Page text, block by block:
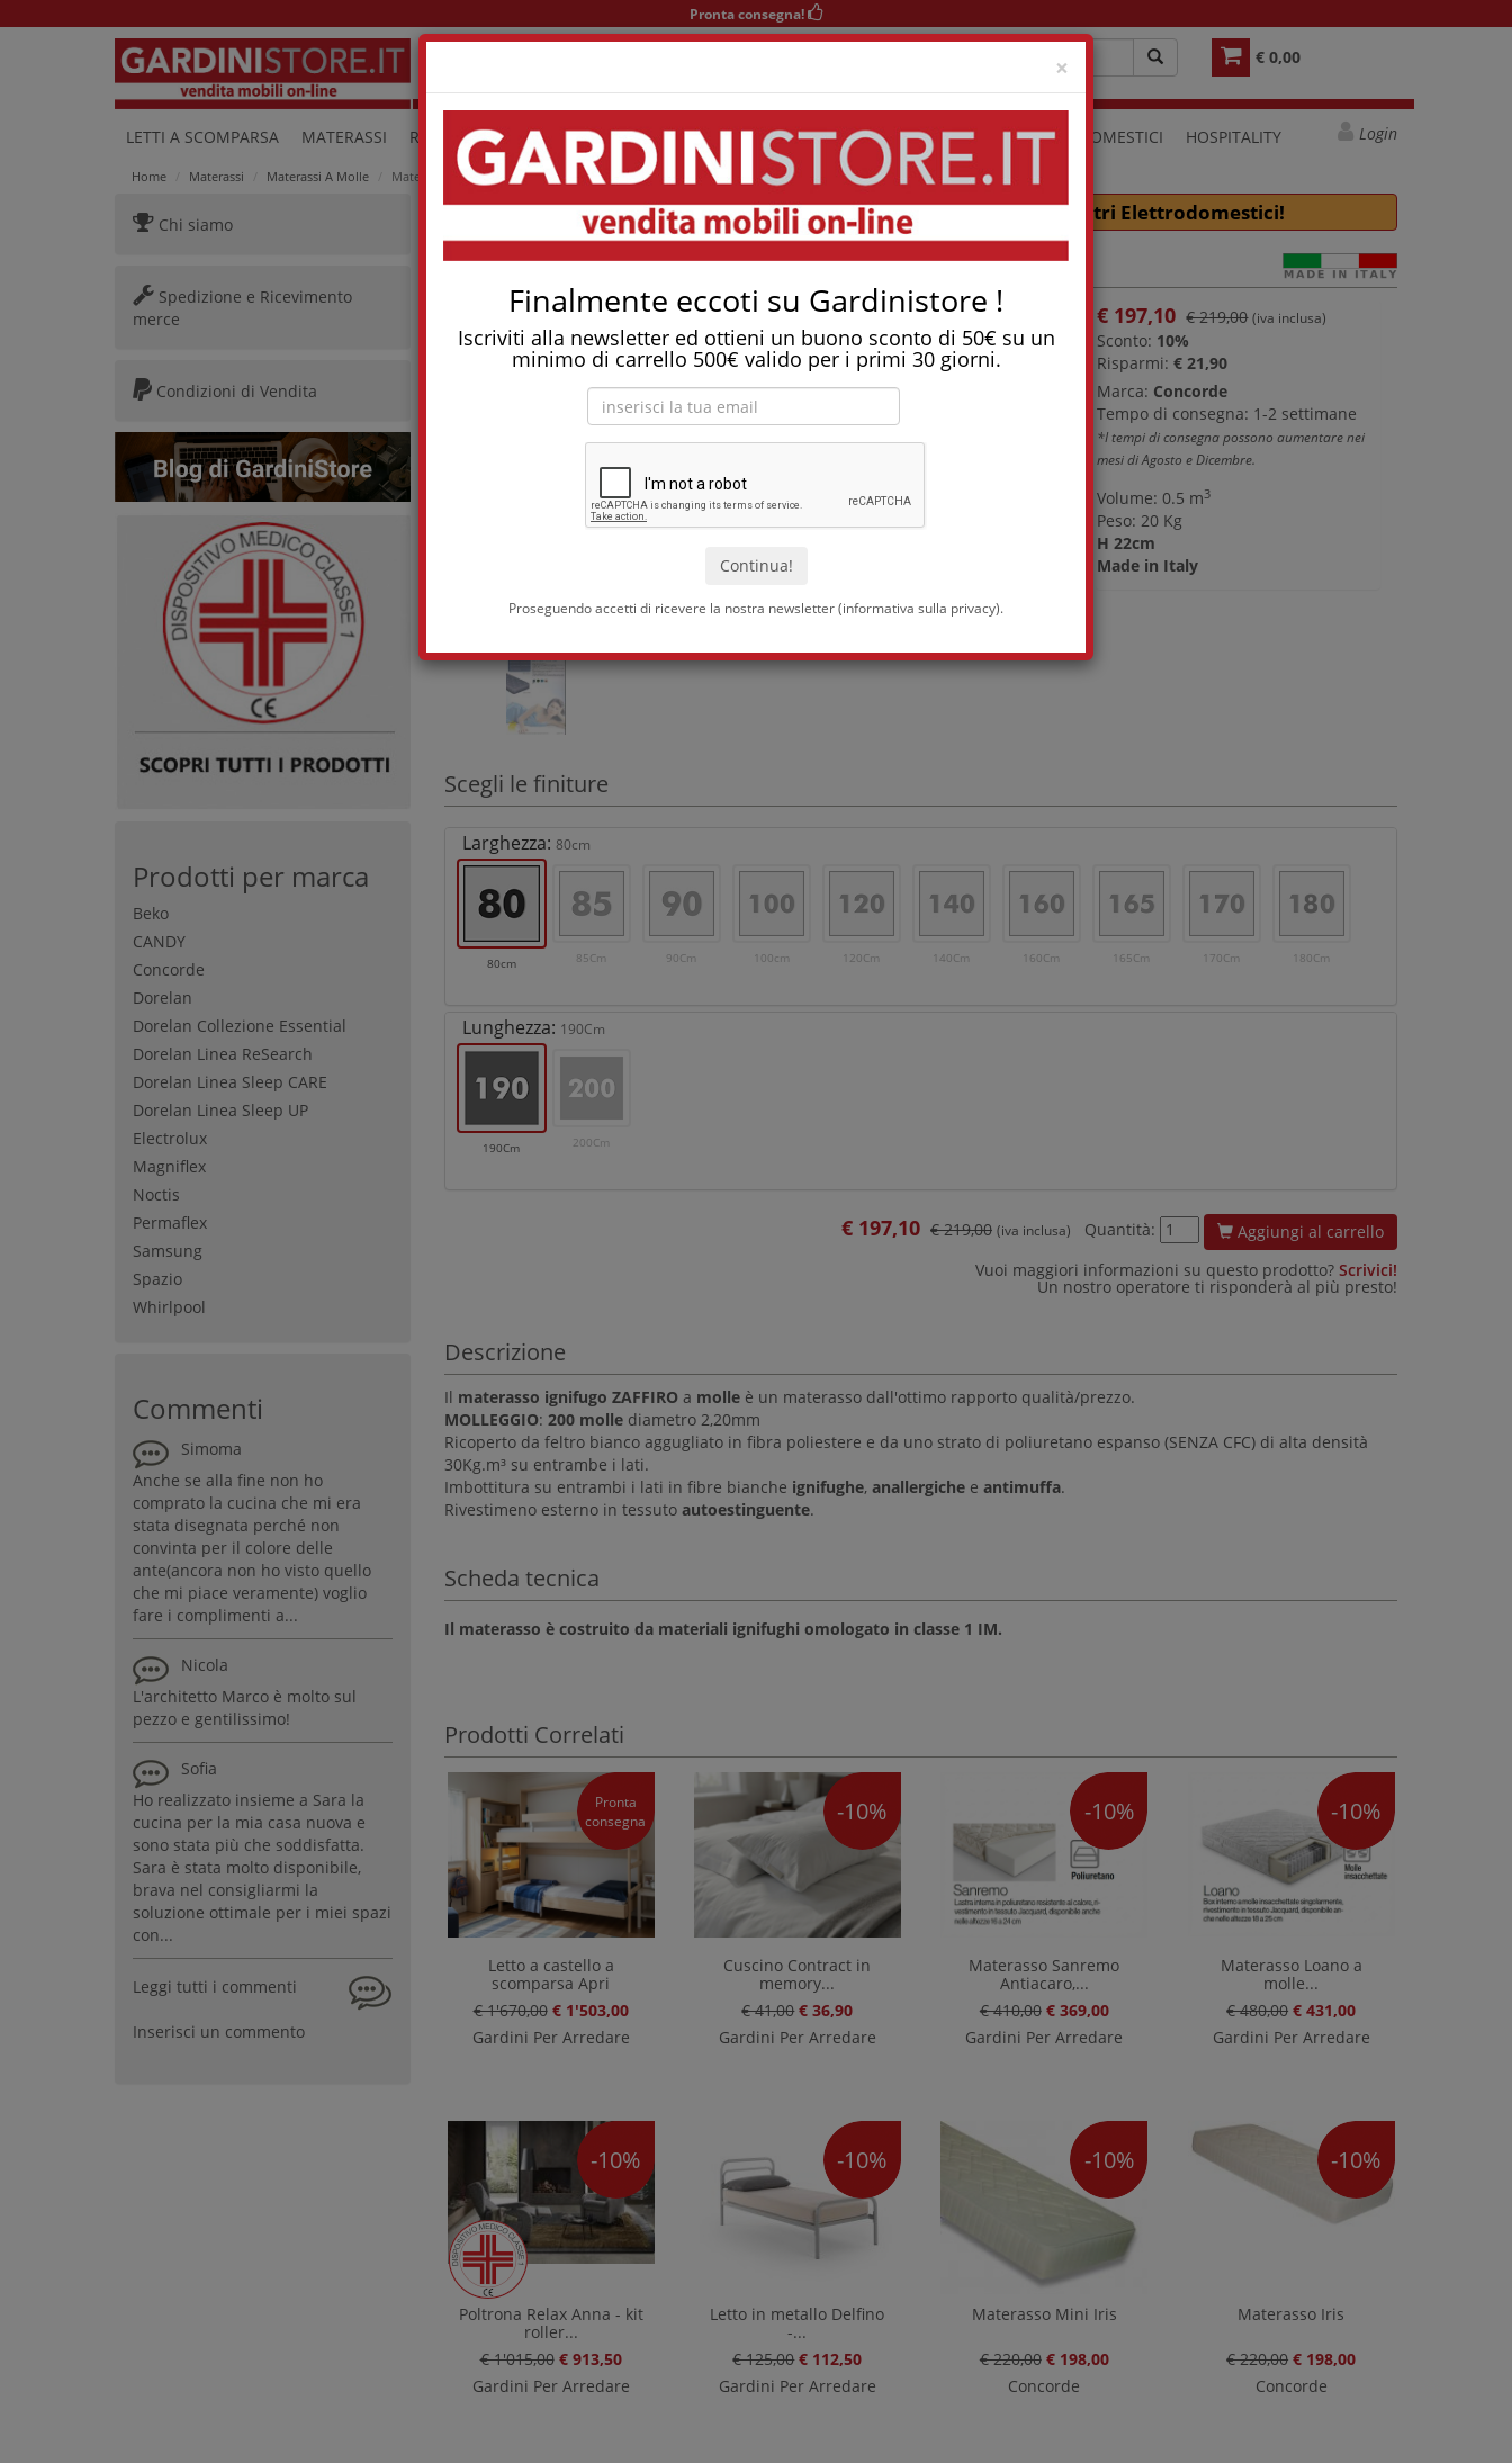
×
Finalmente eccoti su Gardinistore !
Iscriviti alla newsletter ed ottieni un buono sconto di 50€ su un
minimo di carrello 500€ valido per i primi 30 giorni.
Proseguendo accetti di ricevere la nostra newsletter (informativa sulla privacy).
Pronta consegna!
€ 0,00
LETTI A SCOMPARSA MATERASSI RETI E LETTI Area KIDS SOGGIORNO TAVOLI SEDIE COMPLEMENTI ELETTRODOMESTICI HOSPITALITY Login
Home Materassi Materassi A Molle Materasso Zaffiro Ignifugo Classe 1Im
Tostapane, tritatutto, aspirapolvere, friggitrice e molti altri Elettrodomestici!
Materasso Zaffiro ignifugo classe 1IM
€ 197,10 € 219,00 (iva inclusa)
Sconto: 10%
Risparmi:€ 21,90
Marca: Concorde
Tempo di consegna: 1-2 settimane
*I tempi di consegna possono aumentare nei
mesi di Agosto e Dicembre.
Volume: 0.5 m3
Peso: 20 Kg
H 22cm
Made in Italy
Scegli le finiture
Larghezza: 80cm
80cm 85Cm 90Cm 100cm 120Cm 140Cm 160Cm 165Cm 170Cm 180Cm
Lunghezza: 190Cm
190Cm 200Cm
€ 197,10 € 219,00 (iva inclusa) Quantità:
Aggiungi al carrello
Vuoi maggiori informazioni su questo prodotto? Scrivici!
Un nostro operatore ti risponderà al più presto!
Descrizione
Il materasso ignifugo ZAFFIROa molleè un materasso dall'ottimo rapporto qualità/prezzo.
MOLLEGGIO: 200 mollediametro 2,20mm
Ricoperto da feltro bianco aggugliato in fibra poliestere e da uno strato di poliuretano espanso (SENZA CFC) di alta densità
30Kg.m³ su entrambe i lati.
Imbottitura su entrambi i lati in fibre bianche ignifughe, anallergichee antimuffa.
Rivestimeno esterno in tessuto autoestinguente.
Scheda tecnica
Il materasso è costruito da materiali ignifughi omologato in classe 1 IM.
Prodotti Correlati
Pronta
consegna
Letto a castello a
scomparsa Apri
€ 1'670,00 € 1'503,00
Gardini Per Arredare
-10%
Cuscino Contract in
memory...
€ 41,00 € 36,90
Gardini Per Arredare
-10%
Materasso Sanremo
Antiacaro,...
€ 410,00 € 369,00
Gardini Per Arredare
-10%
Materasso Loano a
molle...
€ 480,00 € 431,00
Gardini Per Arredare
-10%
Poltrona Relax Anna - kit
roller...
€ 1'015,00 € 913,50
Gardini Per Arredare
-10%
Letto in metallo Delfino
-...
€ 125,00 € 112,50
Gardini Per Arredare
-10%
Materasso Mini Iris
€ 220,00 € 198,00
Concorde
-10%
Materasso Iris
€ 220,00 € 198,00
Concorde
Chi siamo
Spedizione e Ricevimento
merce
Condizioni di Vendita
Prodotti per marca
Beko
CANDY
Concorde
Dorelan
Dorelan Collezione Essential
Dorelan Linea ReSearch
Dorelan Linea Sleep CARE
Dorelan Linea Sleep UP
Electrolux
Magniflex
Noctis
Permaflex
Samsung
Spazio
Whirlpool
Commenti
Simoma
Anche se alla fine non ho
comprato la cucina che mi era
stata disegnata perché non
convinta per il colore delle
ante(ancora non ho visto quello
che mi piace veramente) voglio
fare i complimenti a...
Nicola
L'architetto Marco è molto sul
pezzo e gentilissimo!
Sofia
Ho realizzato insieme a Sara la
cucina per la mia casa nuova e
sono stata più che soddisfatta.
Sara è stata molto disponibile,
brava nel consigliarmi la
soluzione ottimale per i miei spazi
con...
Leggi tutti i commenti
Inserisci un commento